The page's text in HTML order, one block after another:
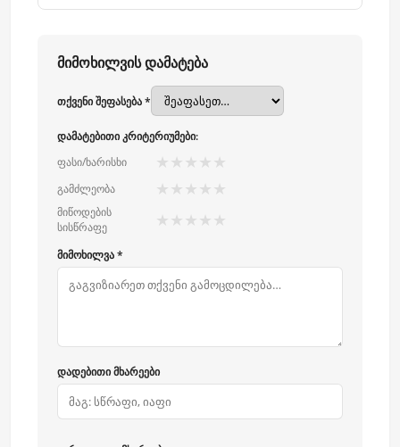
მიმოხილვის დამატება
თქვენი შეფასება *
დამატებითი კრიტერიუმები:
ფასი/ხარისხი
★ ★ ★ ★ ★
გამძლეობა ★ ★ ★ ★ ★
მიწოდების
სისწრაფე
★ ★ ★ ★ ★
მიმოხილვა *
დადებითი მხარეები